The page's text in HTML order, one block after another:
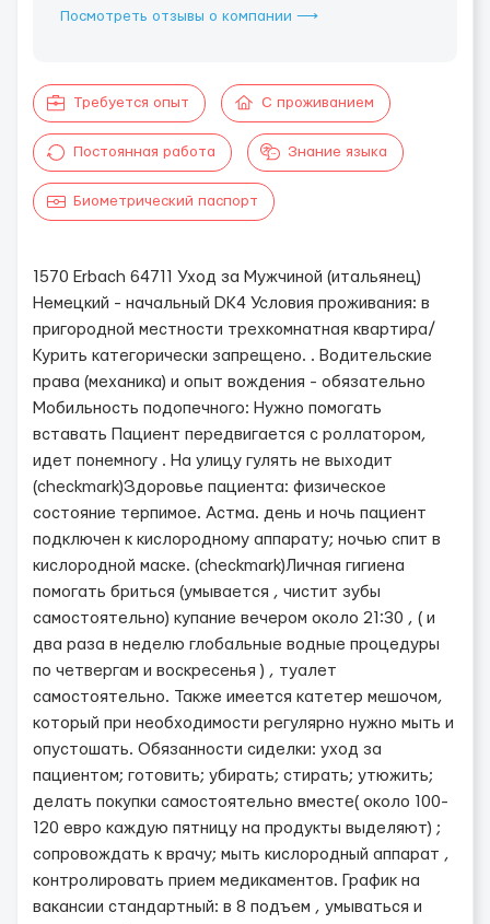
Посмотреть отзывы о компании ⟶
Требуется опыт С проживанием
Постоянная работа Знание языка
Биометрический паспорт
1570 Erbach 64711 Уход за Мужчиной (итальянец)
Немецкий - начальный DK4 Условия проживания: в
пригородной местности трехкомнатная квартира/
Курить категорически запрещено. . Водительские
права (механика) и опыт вождения - обязательно
Мобильность подопечного: Нужно помогать
вставать Пациент передвигается с роллатором,
идет понемногу . На улицу гулять не выходит
(checkmark)Здоровье пациента: физическое
состояние терпимое. Астма. день и ночь пациент
подключен к кислородному аппарату; ночью спит в
кислородной маске. (checkmark)Личная гигиена
помогать бриться (умывается , чистит зубы
самостоятельно) купание вечером около 21:30 , ( и
два раза в неделю глобальные водные процедуры
по четвергам и воскресенья ) , туалет
самостоятельно. Также имеется катетер мешочом,
который при необходимости регулярно нужно мыть и
опустошать. Обязанности сиделки: уход за
пациентом; готовить; убирать; стирать; утюжить;
делать покупки самостоятельно вместе( около 100-
120 евро каждую пятницу на продукты выделяют) ;
сопровождать к врачу; мыть кислородный аппарат ,
контролировать прием медикаментов. График на
вакансии стандартный: в 8 подъем , умываться и